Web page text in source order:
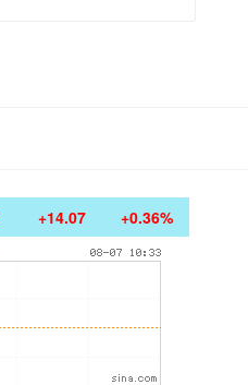
+14.07 +0.36%